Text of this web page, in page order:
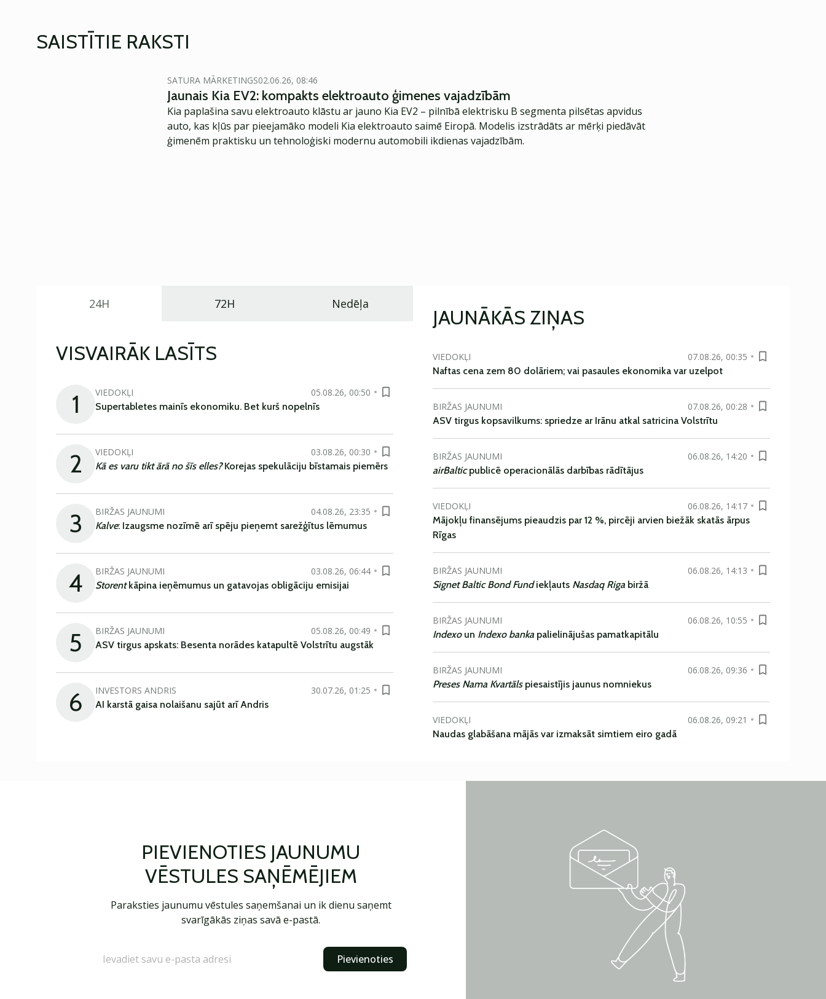
SAISTĪTIE RAKSTI
SATURA MĀRKETINGS02.06.26, 08:46
Jaunais Kia EV2: kompakts elektroauto ģimenes vajadzībām
Kia paplašina savu elektroauto klāstu ar jauno Kia EV2 – pilnībā elektrisku B segmenta pilsētas apvidus
auto, kas kļūs par pieejamāko modeli Kia elektroauto saimē Eiropā. Modelis izstrādāts ar mērķi piedāvāt
ģimenēm praktisku un tehnoloģiski modernu automobili ikdienas vajadzībām.
24H 72H Nedēļa
VISVAIRĀK LASĪTS
1 VIEDOKĻI
05.08.26, 00:50
Supertabletes mainīs ekonomiku. Bet kurš nopelnīs
2 VIEDOKĻI
03.08.26, 00:30
Kā es varu tikt ārā no šīs elles?Korejas spekulāciju bīstamais piemērs
3 BIRŽAS JAUNUMI
04.08.26, 23:35
Kalve: Izaugsme nozīmē arī spēju pieņemt sarežģītus lēmumus
4 BIRŽAS JAUNUMI
03.08.26, 06:44
Storentkāpina ieņēmumus un gatavojas obligāciju emisijai
5 BIRŽAS JAUNUMI
05.08.26, 00:49
ASV tirgus apskats: Besenta norādes katapultē Volstrītu augstāk
6 INVESTORS ANDRIS
30.07.26, 01:25
AI karstā gaisa nolaišanu sajūt arī Andris
JAUNĀKĀS ZIŅAS
VIEDOKĻI
07.08.26, 00:35
Naftas cena zem 80 dolāriem; vai pasaules ekonomika var uzelpot
BIRŽAS JAUNUMI
07.08.26, 00:28
ASV tirgus kopsavilkums: spriedze ar Irānu atkal satricina Volstrītu
BIRŽAS JAUNUMI
06.08.26, 14:20
airBalticpublicē operacionālās darbības rādītājus
VIEDOKĻI
06.08.26, 14:17
Mājokļu finansējums pieaudzis par 12 %, pircēji arvien biežāk skatās ārpus
Rīgas
BIRŽAS JAUNUMI
06.08.26, 14:13
Signet Baltic Bond Fundiekļauts Nasdaq Riga biržā
BIRŽAS JAUNUMI
06.08.26, 10:55
Indexoun Indexo banka palielinājušas pamatkapitālu
BIRŽAS JAUNUMI
06.08.26, 09:36
Preses Nama Kvartāls piesaistījis jaunus nomniekus
VIEDOKĻI
06.08.26, 09:21
Naudas glabāšana mājās var izmaksāt simtiem eiro gadā
PIEVIENOTIES JAUNUMU
VĒSTULES SAŅĒMĒJIEM
Paraksties jaunumu vēstules saņemšanai un ik dienu saņemt
svarīgākās ziņas savā e-pastā.
Pievienoties